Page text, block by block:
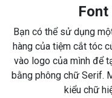
Bạn có thể sử dụng
hàng của tiệm cắt tóc
vào logo của mình để
bằng phông chữ Serif.
kiểu chữ